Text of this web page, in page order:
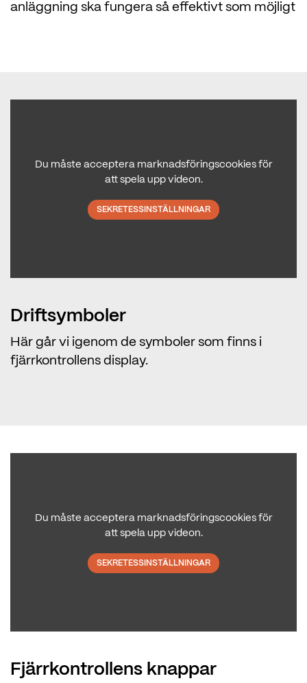
anläggning ska fungera så effektivt som möjligt
Du måste acceptera marknadsföringscookies för
att spela upp videon.
SEKRETESSINSTÄLLNINGAR
Driftsymboler
Här går vi igenom de symboler som finns i
fjärrkontrollens display.
Du måste acceptera marknadsföringscookies för
att spela upp videon.
SEKRETESSINSTÄLLNINGAR
Fjärrkontrollens knappar